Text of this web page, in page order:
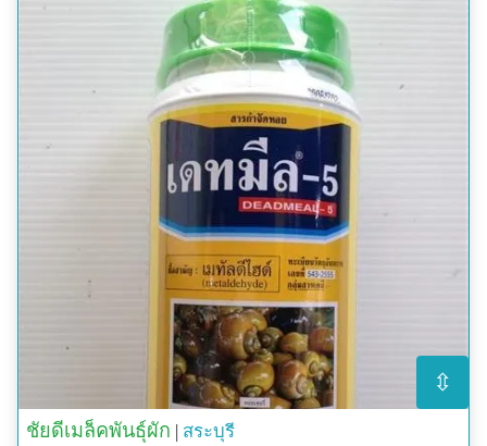
⇳
ชัยดีเมล็คพันธุ์ผัก
สระบุรี